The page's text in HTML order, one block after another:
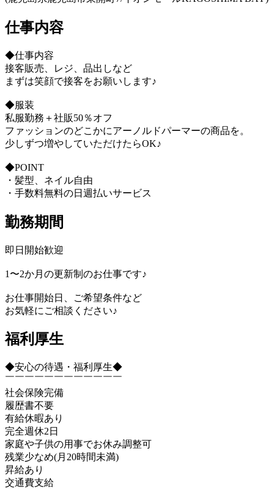
仕事内容
◆仕事内容
接客販売、レジ、品出しなど
まずは笑顔で接客をお願いします♪
◆服装
私服勤務＋社販50％オフ
ファッションのどこかにアーノルドパーマーの商品を。
少しずつ増やしていただけたらOK♪
◆POINT
・髪型、ネイル自由
・手数料無料の日週払いサービス
勤務期間
即日開始歓迎
1〜2か月の更新制のお仕事です♪
お仕事開始日、ご希望条件など
お気軽にご相談ください♪
福利厚生
◆安心の待遇・福利厚生◆
￣￣￣￣￣￣￣￣￣￣￣￣
社会保険完備
履歴書不要
有給休暇あり
完全週休2日
家庭や子供の用事でお休み調整可
残業少なめ(月20時間未満)
昇給あり
交通費支給